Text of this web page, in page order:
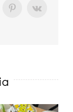
Pinterest
Vk